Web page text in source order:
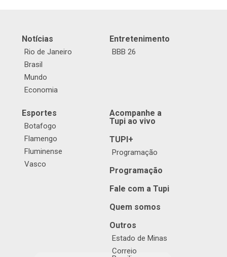
Notícias
Rio de Janeiro
Brasil
Mundo
Economia
Entretenimento
BBB 26
Esportes
Botafogo
Flamengo
Fluminense
Vasco
Acompanhe a
Tupi ao vivo
TUPI+
Programação
Programação
Fale com a Tupi
Quem somos
Outros
Estado de Minas
Correio